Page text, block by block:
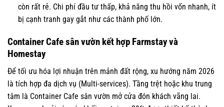
còn rất rẻ. Chi phí đầu tư thấp, khả năng thu hồi vốn nhanh, ít
bị cạnh tranh gay gắt như các thành phố lớn.
Container Cafe sân vườn kết hợp Farmstay và
Homestay
Để tối ưu hóa lợi nhuận trên mảnh đất rộng, xu hướng năm 2026
là tích hợp đa dịch vụ (Multi-services). Tầng trệt hoặc khu trung
tâm là Container Cafe sân vườn mở cửa đón khách vãng lai.